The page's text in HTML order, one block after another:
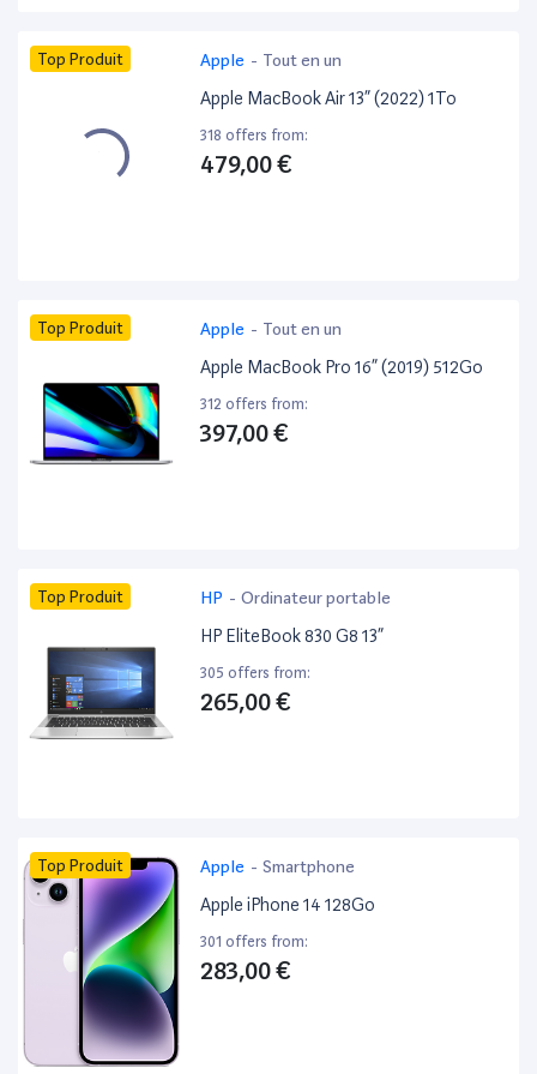
Top Produit Apple - Tout en un
Apple MacBook Air 13” (2022) 1To
318 offers from:
479,00 €
Top Produit Apple - Tout en un
Apple MacBook Pro 16” (2019) 512Go
312 offers from:
397,00 €
Top Produit HP - Ordinateur portable
HP EliteBook 830 G8 13”
305 offers from:
265,00 €
Top Produit Apple - Smartphone
Apple iPhone 14 128Go
301 offers from:
283,00 €